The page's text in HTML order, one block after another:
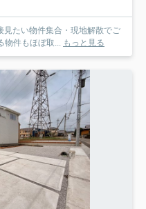
見たい物件集合・現地解散でご
物件もほぼ取... もっと見る